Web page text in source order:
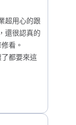
超用心的跟
還很認真的
看。
都要來這